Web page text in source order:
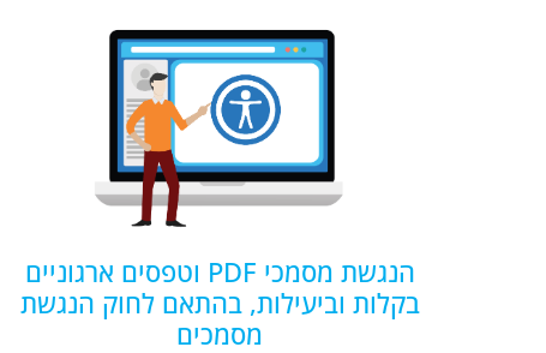
הנגשת מסמכי PDF וטפסים ארגוניים
בקלות וביעילות, בהתאם לחוק הנגשת
מסמכים